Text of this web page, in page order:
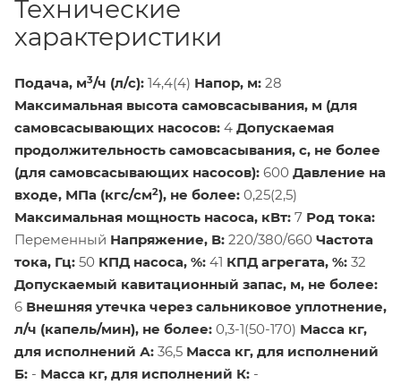
Технические
характеристики
Подача, м3/ч (л/с): 14,4(4) Напор, м: 28
Максимальная высота самовсасывания, м (для
самовсасывающих насосов: 4 Допускаемая
продолжительность самовсасывания, с, не более
(для самовсасывающих насосов): 600 Давление на
входе, МПа (кгс/см2), не более: 0,25(2,5)
Максимальная мощность насоса, кВт: 7 Род тока:
Переменный Напряжение, В: 220/380/660 Частота
тока, Гц: 50 КПД насоса, %: 41 КПД агрегата, %: 32
Допускаемый кавитационный запас, м, не более:
6 Внешняя утечка через сальниковое уплотнение,
л/ч (капель/мин), не более: 0,3-1(50-170) Масса кг,
для исполнений А: 36,5 Масса кг, для исполнений
Б: - Масса кг, для исполнений К: -